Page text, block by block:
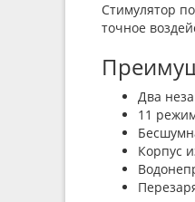
Стимулятор
точное
Два
11
Корпус